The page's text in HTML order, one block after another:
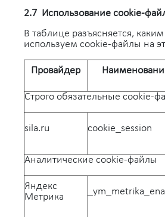
2.7 Использование cookie-
В таблице разъясняется,
используем cookie-файлы на
Провайдер
Строго обязательные cookie-
sila.ru cookie_session
Аналитические cookie-файлы
Яндекс
Метрика